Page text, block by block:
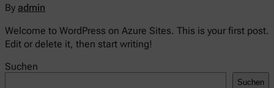
By admin
Welcome to WordPress on Azure Sites. This is your first post.
Edit or delete it, then start writing!
Suchen
Suchen